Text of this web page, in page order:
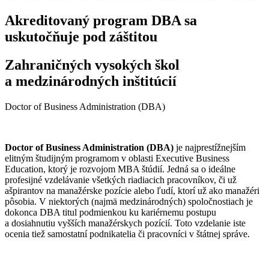
Akreditovaný program DBA sa
uskutočňuje pod záštitou
Zahraničných vysokých škol
a medzinárodných inštitúcií
Doctor of Business Administration (DBA)
Doctor of Business Administration (DBA) je najprestížnejším
elitným študijným programom v oblasti Executive Business
Education, ktorý je rozvojom MBA štúdií. Jedná sa o ideálne
profesijné vzdelávanie všetkých riadiacich pracovníkov, či už
ašpirantov na manažérske pozície alebo ľudí, ktorí už ako manažéri
pôsobia. V niektorých (najmä medzinárodných) spoločnostiach je
dokonca DBA titul podmienkou ku kariérnemu postupu
a dosiahnutiu vyšších manažérskych pozícií. Toto vzdelanie iste
ocenia tiež samostatní podnikatelia či pracovníci v štátnej správe.